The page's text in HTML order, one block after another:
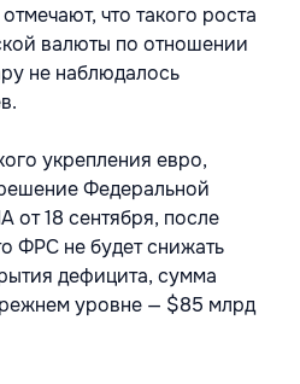
что такого роста
валюты по отношении
не наблюдалось
укрепления евро,
Федеральной
18 сентября, после
ФРС не будет снижать
дефицита, сумма
уровне — $85 млрд